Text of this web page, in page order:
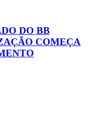
DO BB
COMEÇA